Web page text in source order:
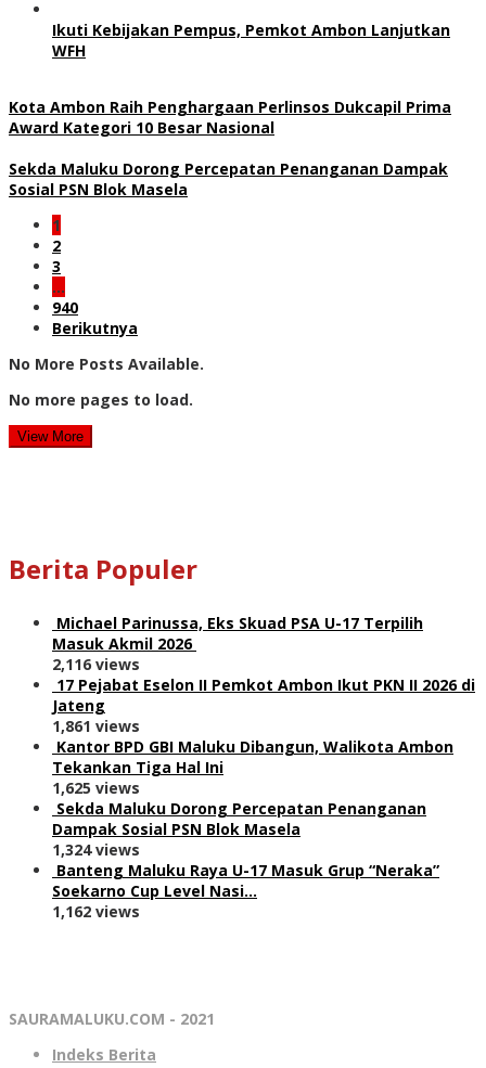
Ikuti Kebijakan Pempus, Pemkot Ambon Lanjutkan
WFH
Kota Ambon Raih Penghargaan Perlinsos Dukcapil Prima
Award Kategori 10 Besar Nasional
Sekda Maluku Dorong Percepatan Penanganan Dampak
Sosial PSN Blok Masela
1
2
3
…
940
Berikutnya
No More Posts Available.
No more pages to load.
View More
Berita Populer
Michael Parinussa, Eks Skuad PSA U-17 Terpilih
Masuk Akmil 2026
2,116 views
17 Pejabat Eselon II Pemkot Ambon Ikut PKN II 2026 di
Jateng
1,861 views
Kantor BPD GBI Maluku Dibangun, Walikota Ambon
Tekankan Tiga Hal Ini
1,625 views
Sekda Maluku Dorong Percepatan Penanganan
Dampak Sosial PSN Blok Masela
1,324 views
Banteng Maluku Raya U-17 Masuk Grup “Neraka”
Soekarno Cup Level Nasi…
1,162 views
SAURAMALUKU.COM - 2021
Indeks Berita